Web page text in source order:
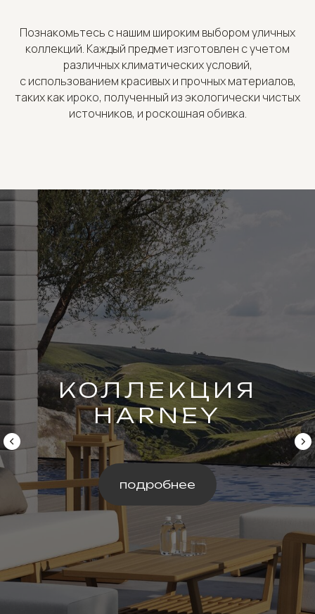
Познакомьтесь с нашим широким выбором уличных
коллекций. Каждый предмет изготовлен с учетом
различных климатических условий,
с использованием красивых и прочных материалов,
таких какироко, полученный из экологически чистых
источников, и роскошная обивка.
КОЛЛЕКЦИЯ
HARNEY
подробнее